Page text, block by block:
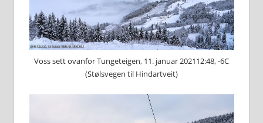
Voss sett ovanfor Tungeteigen, 11. januar 202112:48, -6C
(Stølsvegen til Hindartveit)